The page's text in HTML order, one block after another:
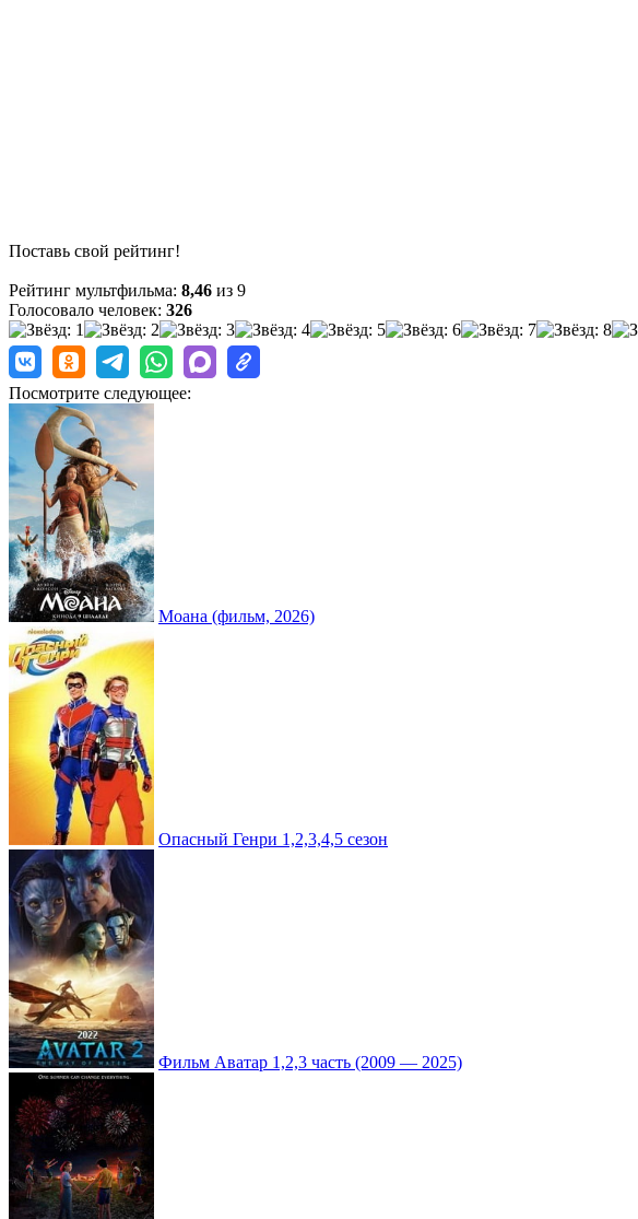
Поставь свой рейтинг!
Рейтинг мультфильма: 8,46 из 9
Голосовало человек: 326
Посмотрите следующее:
Моана (фильм, 2026)
Опасный Генри 1,2,3,4,5 сезон
Фильм Аватар 1,2,3 часть (2009 — 2025)